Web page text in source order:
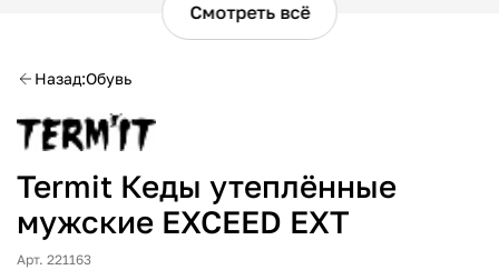
Смотреть всё
Назад Обувь
Termit Кеды утеплённые
мужские EXCEED EXT
Арт. 221163